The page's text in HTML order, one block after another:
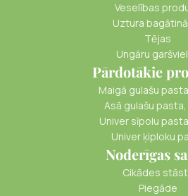
Veselības
Uztura
Tējas
Ungāru
Pārdotākie
Maigā gulašu
Asā gulašu
Univer sīpolu
Univer ķiploku
Noderīgas
Cikādes
Piegāde